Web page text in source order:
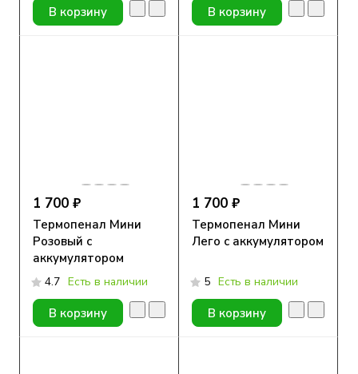
В корзину В корзину
1 700 ₽
Термопенал Мини
Розовый с
аккумулятором
4.7 Есть в наличии
В корзину
1 700 ₽
Термопенал Мини
Лего с аккумулятором
5 Есть в наличии
В корзину